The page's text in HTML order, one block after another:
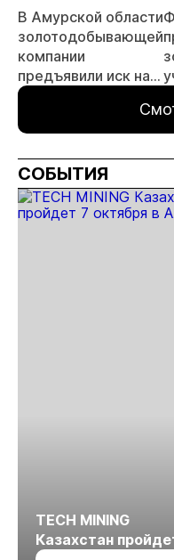
В Амурской области
золотодобывающей
компании
предъявили иск на
23,8 млн рублей за
фонду
СОБЫТИЯ
TECH MINING
Казахстан